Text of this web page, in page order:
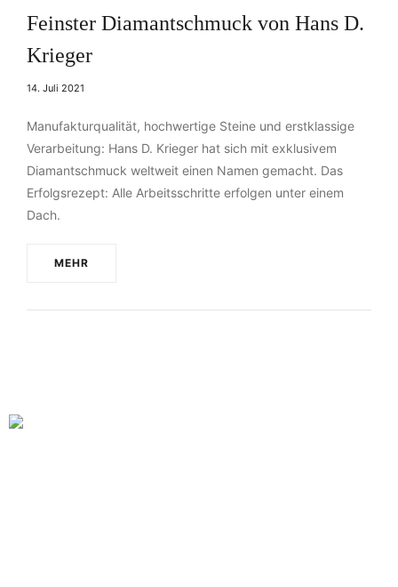
Feinster Diamantschmuck von Hans D.
Krieger
14. Juli 2021
Manufakturqualität, hochwertige Steine und erstklassige
Verarbeitung: Hans D. Krieger hat sich mit exklusivem
Diamantschmuck weltweit einen Namen gemacht. Das
Erfolgsrezept: Alle Arbeitsschritte erfolgen unter einem
Dach.
MEHR